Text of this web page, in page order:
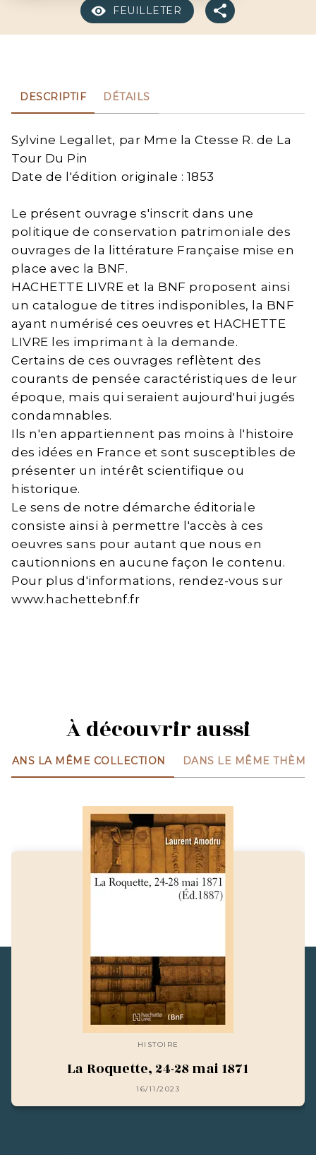
FEUILLETER
DESCRIPTIF DÉTAILS
Sylvine Legallet, par Mme la Ctesse R. de La
Tour Du Pin
Date de l'édition originale : 1853
Le présent ouvrage s'inscrit dans une
politique de conservation patrimoniale des
ouvrages de la littérature Française mise en
place avec la BNF.
HACHETTE LIVRE et la BNF proposent ainsi
un catalogue de titres indisponibles, la BNF
ayant numérisé ces oeuvres et HACHETTE
LIVRE les imprimant à la demande.
Certains de ces ouvrages reflètent des
courants de pensée caractéristiques de leur
époque, mais qui seraient aujourd'hui jugés
condamnables.
Ils n'en appartiennent pas moins à l'histoire
des idées en France et sont susceptibles de
présenter un intérêt scientifique ou
historique.
Le sens de notre démarche éditoriale
consiste ainsi à permettre l'accès à ces
oeuvres sans pour autant que nous en
cautionnions en aucune façon le contenu.
Pour plus d'informations, rendez-vous sur
www.hachettebnf.fr
À découvrir aussi
DANS LA MÊME COLLECTION DANS LE MÊME THÈME
HISTOIRE
La Roquette, 24-28 mai 1871
16/11/2023